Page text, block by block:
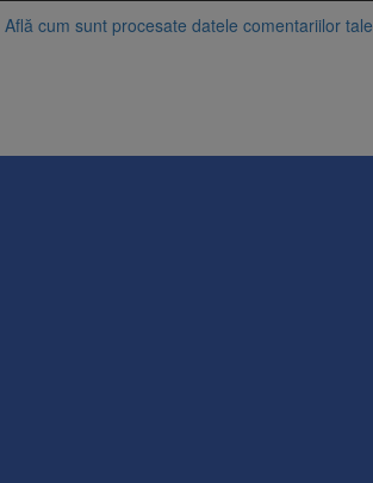
Află cum sunt procesate datele comentariilor tale